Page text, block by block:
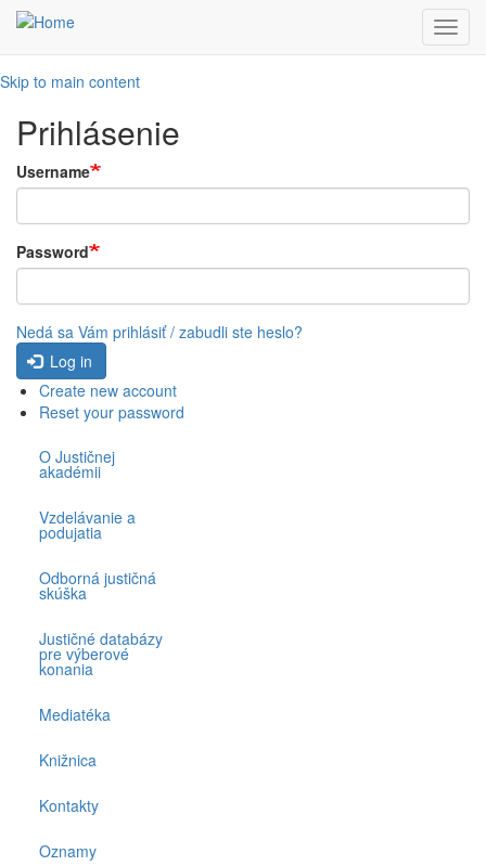
Skip to main content
Prihlásenie
Username
Password
Nedá sa Vám prihlásiť / zabudli ste heslo?
Log in
Create new account
Reset your password
O Justičnej
akadémii
Vzdelávanie a
podujatia
Odborná justičná
skúška
Justičné databázy
pre výberové
konania
Mediatéka
Knižnica
Kontakty
Oznamy